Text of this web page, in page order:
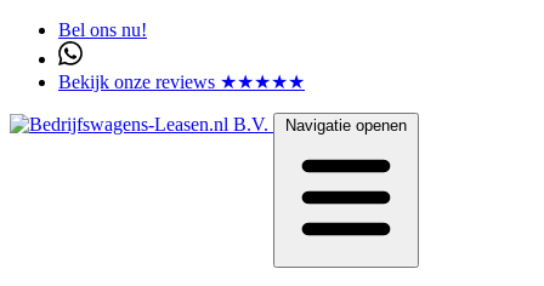
Bel ons nu!
Bekijk onze reviews ★★★★★
Navigatie openen